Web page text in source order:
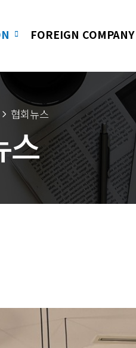
FOREIGN
협회뉴스
스